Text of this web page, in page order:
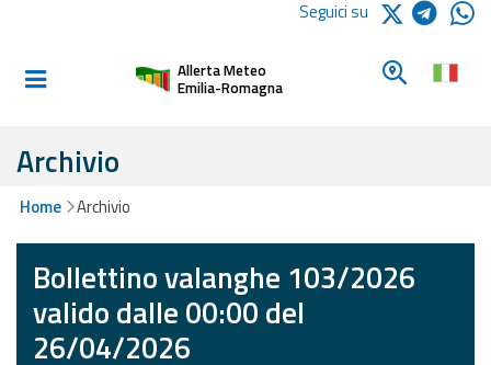
Informati e
Allerte E
Allerte e
Bollettini
Meteo
Seguici su
Allerta Meteo
Emilia-Romagna
Cerca un
Archivio
Home Archivio
Bollettino valanghe 103/2026
valido dalle 00:00 del
26/04/2026